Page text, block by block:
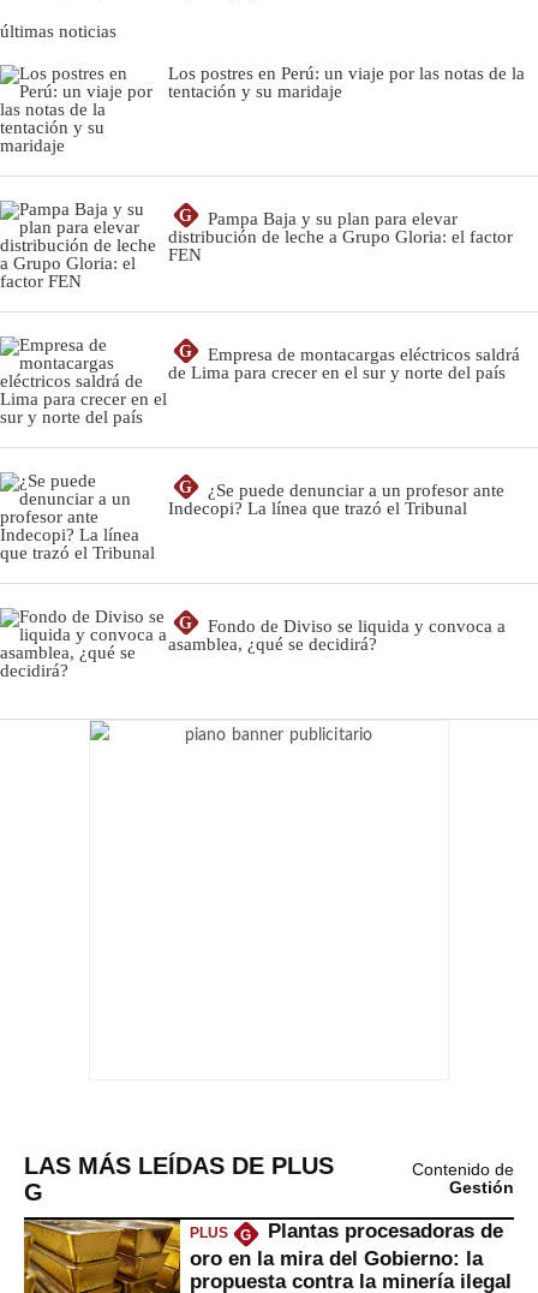
últimas noticias
Los postres en Perú: un viaje por las notas de la
tentación y su maridaje
G
Pampa Baja y su plan para elevar
distribución de leche a Grupo Gloria: el factor
FEN
G
Empresa de montacargas eléctricos saldrá
de Lima para crecer en el sur y norte del país
G
¿Se puede denunciar a un profesor ante
Indecopi? La línea que trazó el Tribunal
G
Fondo de Diviso se liquida y convoca a
asamblea, ¿qué se decidirá?
LAS MÁS LEÍDAS DE PLUS
G
Contenido de
Gestión
PLUS G
Plantas procesadoras de
oro en la mira del Gobierno: la
propuesta contra la minería ilegal